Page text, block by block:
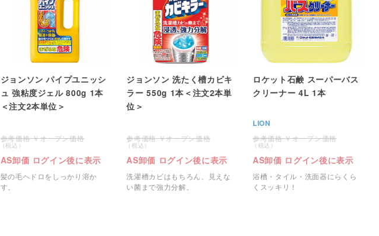
ジョンソン パイプユニッシ
ュ 強粘度ジェル 800g 1本
＜注文2本単位＞
オープン価格
AS卸価 ログイン後に表示
髪の毛ヘドロをしっかり溶か
す。
ジョンソン 洗たく槽カビキ
ラー 550g 1本＜注文2本単
位＞
オープン価格
AS卸価 ログイン後に表示
洗濯槽カビはもちろん、見えな
い菌まで強力分解。
ロケット石鹸 スーパーバス
クリーナー 4L 1本
LION
オープン価格
AS卸価 ログイン後に表示
浴槽・タイル・洗面器にらくら
くスッキリ！